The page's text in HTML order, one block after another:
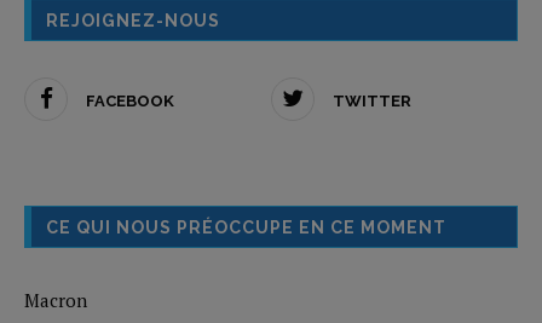
REJOIGNEZ-NOUS
FACEBOOK TWITTER
CE QUI NOUS PRÉOCCUPE EN CE MOMENT
Macron